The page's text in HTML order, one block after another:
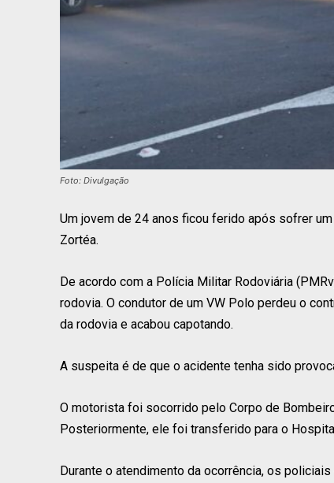
Foto: Divulgação
Um jovem de 24 anos ficou ferido após sofrer
Zortéa.
De acordo com a Polícia Militar Rodoviária
rodovia. O condutor de um VW Polo perdeu o
da rodovia e acabou capotando.
A suspeita é de que o acidente tenha sido
O motorista foi socorrido pelo Corpo de
Posteriormente, ele foi transferido para o
Durante o atendimento da ocorrência, os